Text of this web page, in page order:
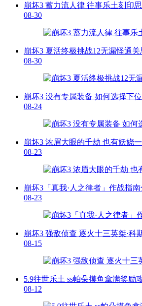
崩坏3 蓄力流人律 往事乐土刻印
08-30
崩坏3 夏活终极挑战12无漏怪通关
08-30
崩坏3 没有专属装备 如何选择下
08-24
崩坏3 浓眉大眼的千劫 也有妖娆
08-23
崩坏3「真我·人之律者」作战指
08-23
崩坏3 强敌侦查 逐火十三英桀·科
08-15
5.9往世乐土 ss帕朵摸鱼拿满奖励
08-12